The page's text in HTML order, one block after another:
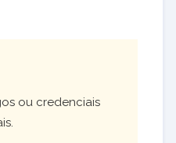
ou credenciais